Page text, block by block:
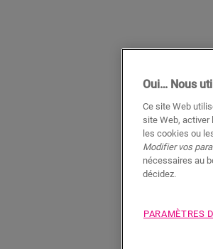
Oui… Nous
Ce site Web
site Web, activer
les cookies ou
Modifier vos
nécessaires au
décidez.
PARAMÈTRES